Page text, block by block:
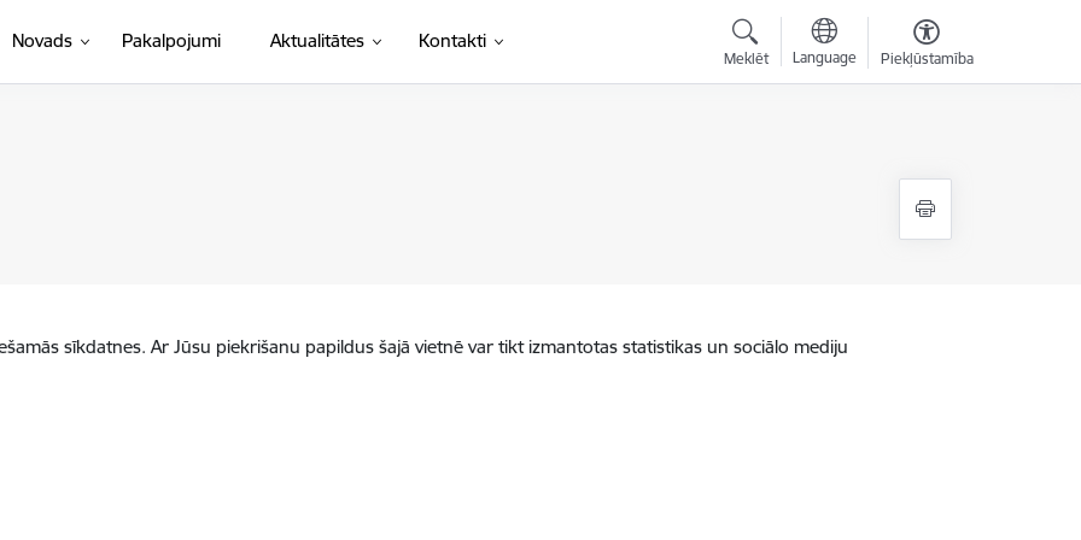
Novads Pakalpojumi Aktualitātes Kontakti
Meklēt Language Piekļūstamība
sīkdatnes. Ar Jūsu piekrišanu papildus šajā vietnē var tikt izmantotas statistikas un sociālo mediju